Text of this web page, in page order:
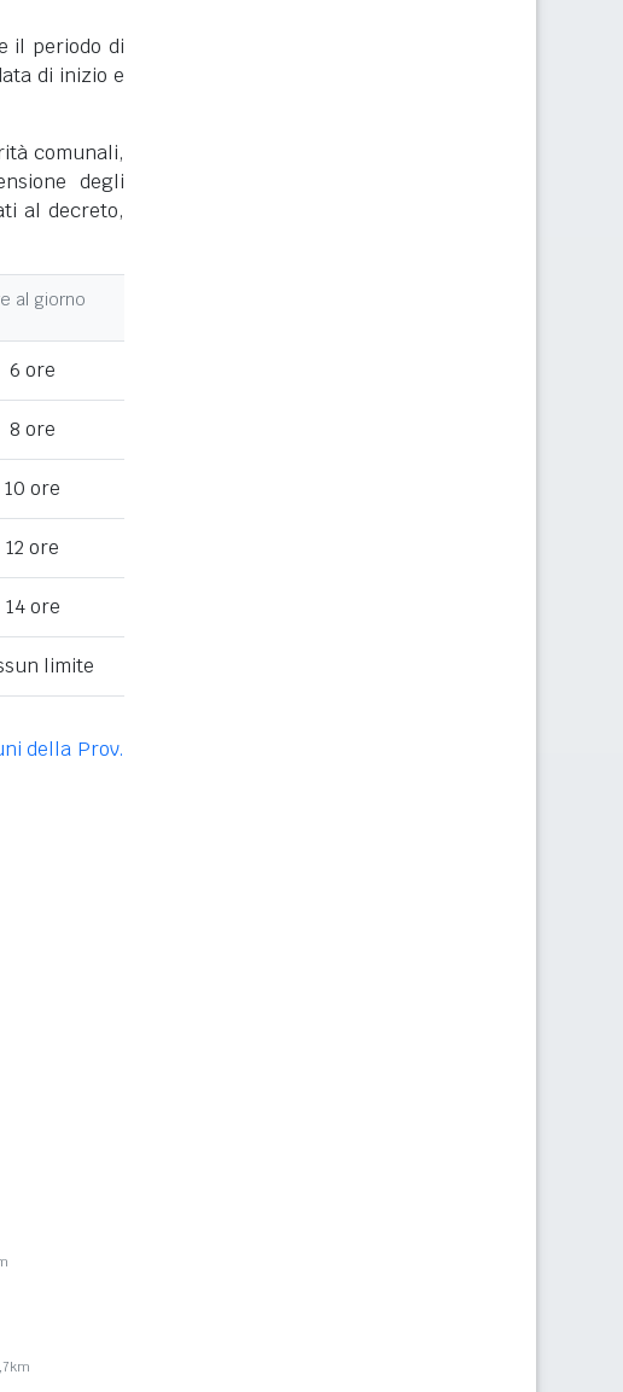
il periodo di
di inizio e
comunali,
degli
al decreto,
al giorno
6 ore
8 ore
10 ore
12 ore
14 ore
limite
della Prov.